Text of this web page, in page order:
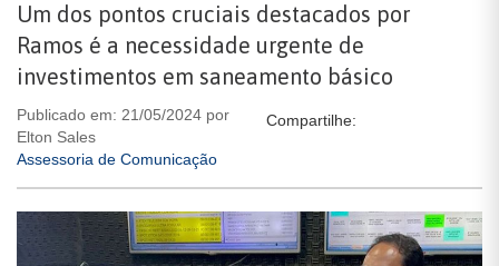
Um dos pontos cruciais destacados por
Ramos é a necessidade urgente de
investimentos em saneamento básico
Publicado em: 21/05/2024 por
Elton Sales
Assessoria de Comunicação
Compartilhe: